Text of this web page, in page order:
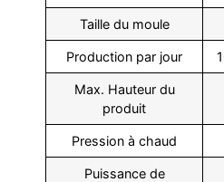
Taille du moule
Production par jour
Max. Hauteur du
produit
Pression à chaud
Puissance de